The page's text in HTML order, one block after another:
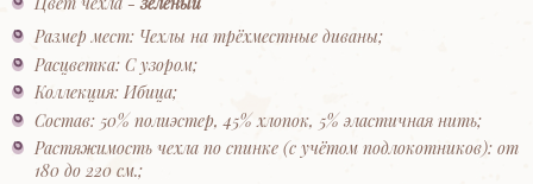
Размер мест: Чехлы на трёхместные диваны;
Расцветка: С узором;
Коллекция: Ибица;
Состав: 50% полиэстер, 45% хлопок, 5% эластичная нить;
Растяжимость чехла по спинке (с учётом подлокотников): от
180 до 220 см.;